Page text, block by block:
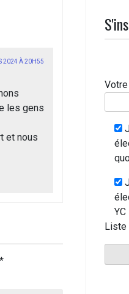
2024 À 20H55
les gens
et nous
*
Liste